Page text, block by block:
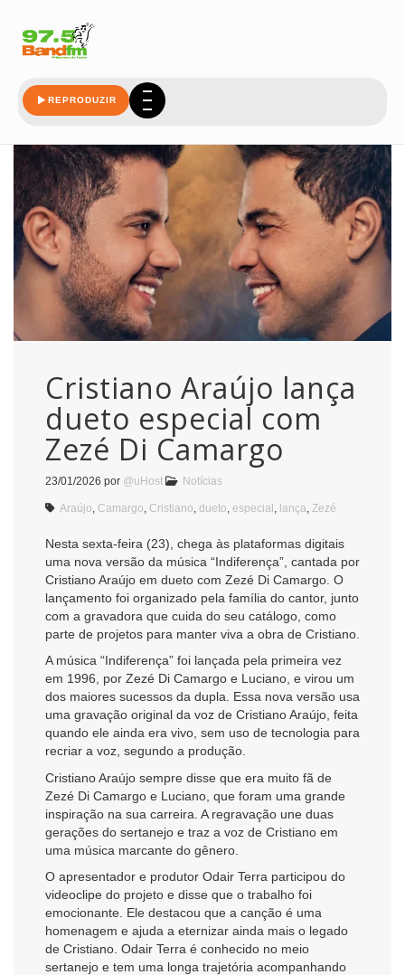
REPRODUZIR
Cristiano Araújo lança
dueto especial com
Zezé Di Camargo
23/01/2026 por @uHost Notícias
Araújo Camargo Cristiano dueto especial lança Zezé
Nesta sexta-feira (23), chega às plataformas digitais
uma nova versão da música “Indiferença”, cantada por
Cristiano Araújo em dueto com Zezé Di Camargo. O
lançamento foi organizado pela família do cantor, junto
com a gravadora que cuida do seu catálogo, como
parte de projetos para manter viva a obra de Cristiano.
A música “Indiferença” foi lançada pela primeira vez
em 1996, por Zezé Di Camargo e Luciano, e virou um
dos maiores sucessos da dupla. Essa nova versão usa
uma gravação original da voz de Cristiano Araújo, feita
quando ele ainda era vivo, sem uso de tecnologia para
recriar a voz, segundo a produção.
Cristiano Araújo sempre disse que era muito fã de
Zezé Di Camargo e Luciano, que foram uma grande
inspiração na sua carreira. A regravação une duas
gerações do sertanejo e traz a voz de Cristiano em
uma música marcante do gênero.
O apresentador e produtor Odair Terra participou do
videoclipe do projeto e disse que o trabalho foi
emocionante. Ele destacou que a canção é uma
homenagem e ajuda a eternizar ainda mais o legado
de Cristiano. Odair Terra é conhecido no meio
sertanejo e tem uma longa trajetória acompanhando